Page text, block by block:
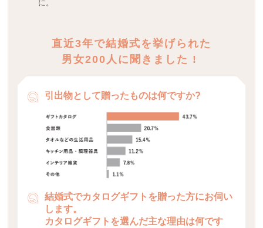
に。
直近3年で結婚式を挙げられた
男女200人に聞きました !
引出物として贈ったものは何ですか?
結婚式でカタログギフトを贈った方にお伺い
します。
カタログギフトを選んだ主な理由は何です